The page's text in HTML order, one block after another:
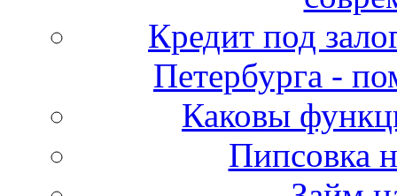
Кредит под
Петербурга -
Каковы
Пипсовка